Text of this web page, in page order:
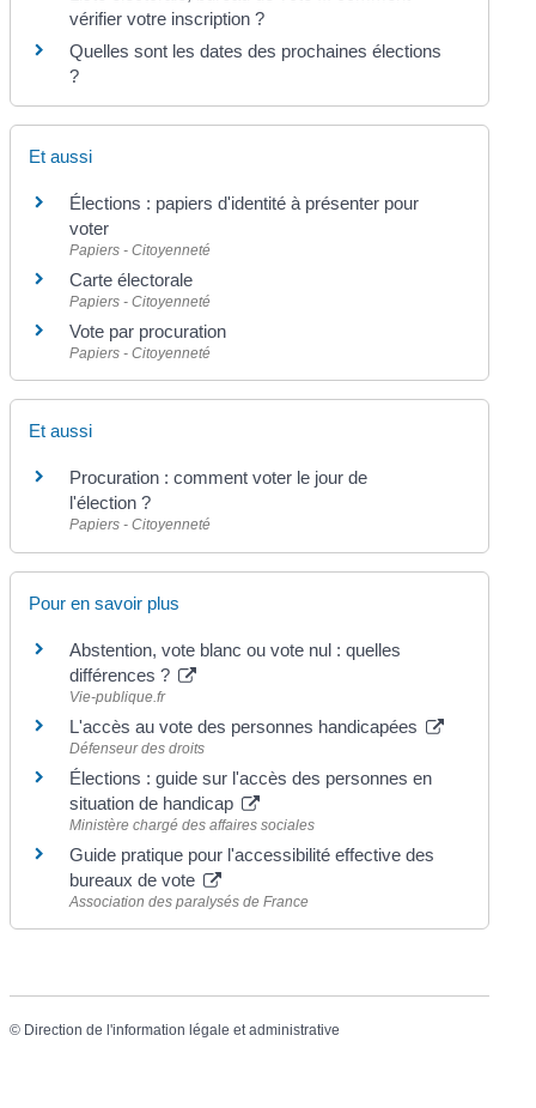
vérifier votre inscription ?
Quelles sont les dates des prochaines élections
?
Et aussi
Élections : papiers d'identité à présenter pour
voter
Papiers - Citoyenneté
Carte électorale
Papiers - Citoyenneté
Vote par procuration
Papiers - Citoyenneté
Et aussi
Procuration : comment voter le jour de
l'élection ?
Papiers - Citoyenneté
Pour en savoir plus
Abstention, vote blanc ou vote nul : quelles
différences ?
Vie-publique.fr
L'accès au vote des personnes handicapées
Défenseur des droits
Élections : guide sur l'accès des personnes en
situation de handicap
Ministère chargé des affaires sociales
Guide pratique pour l'accessibilité effective des
bureaux de vote
Association des paralysés de France
© Direction de l'information légale et administrative